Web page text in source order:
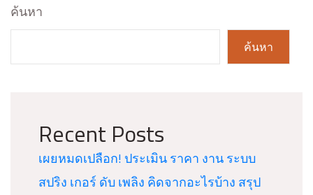
ค้นหา
ค้นหา
Recent Posts
เผยหมดเปลือก! ประเมิน ราคา งาน ระบบ
สปริง เกอร์ ดับ เพลิง คิดจากอะไรบ้าง สรุป